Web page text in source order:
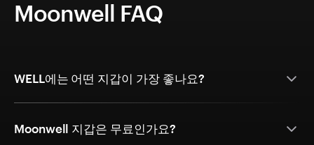
Moonwell FAQ
WELL에는 어떤 지갑이 가장 좋나요?
Moonwell 지갑은 무료인가요?